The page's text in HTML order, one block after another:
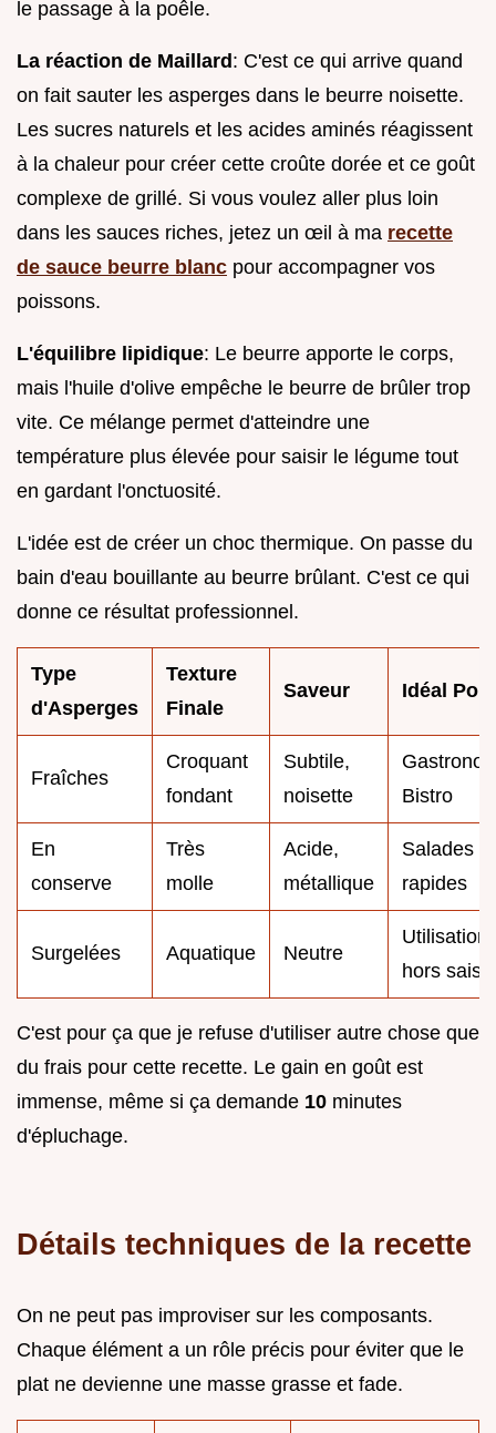
le passage à la poêle.
La réaction de Maillard: C'est ce qui arrive quand
on fait sauter les asperges dans le beurre noisette.
Les sucres naturels et les acides aminés réagissent
à la chaleur pour créer cette croûte dorée et ce goût
complexe de grillé. Si vous voulez aller plus loin
dans les sauces riches, jetez un œil à ma recette
de sauce beurre blanc pour accompagner vos
poissons.
L'équilibre lipidique: Le beurre apporte le corps,
mais l'huile d'olive empêche le beurre de brûler trop
vite. Ce mélange permet d'atteindre une
température plus élevée pour saisir le légume tout
en gardant l'onctuosité.
L'idée est de créer un choc thermique. On passe du
bain d'eau bouillante au beurre brûlant. C'est ce qui
donne ce résultat professionnel.
Type
d'Asperges
Texture
Finale
Saveur Idéal
Fraîches
Croquant
fondant
Subtile,
noisette
Bistro
En
conserve
Très
molle
Acide,
métallique
Salades
rapides
Surgelées Aquatique Neutre
Utilisation
hors
C'est pour ça que je refuse d'utiliser autre chose que
du frais pour cette recette. Le gain en goût est
immense, même si ça demande 10 minutes
d'épluchage.
Détails techniques de la recette
On ne peut pas improviser sur les composants.
Chaque élément a un rôle précis pour éviter que le
plat ne devienne une masse grasse et fade.